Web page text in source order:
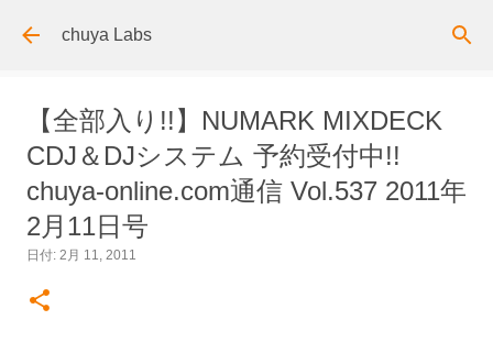
スキップしてメイン コンテンツに移動
chuya Labs
【全部入り!!】NUMARK MIXDECK
CDJ＆DJシステム 予約受付中!!
chuya-online.com通信 Vol.537 2011年
2月11日号
日付: 2月 11, 2011